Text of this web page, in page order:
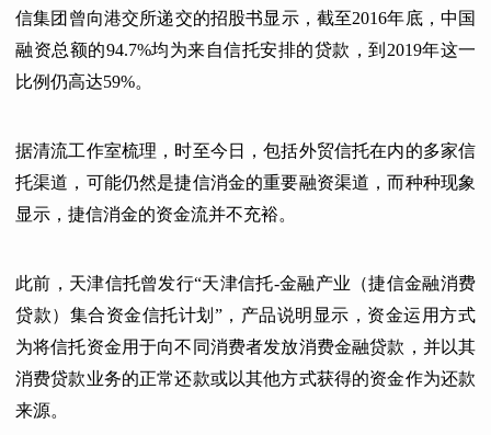
信集团曾向港交所递交的招股书显示，截至2016年底，中国
融资总额的94.7%均为来自信托安排的贷款，到2019年这一
比例仍高达59%。
据清流工作室梳理，时至今日，包括外贸信托在内的多家信
托渠道，可能仍然是捷信消金的重要融资渠道，而种种现象
显示，捷信消金的资金流并不充裕。
此前，天津信托曾发行“天津信托-金融产业（捷信金融消费
贷款）集合资金信托计划”，产品说明显示，资金运用方式
为将信托资金用于向不同消费者发放消费金融贷款，并以其
消费贷款业务的正常还款或以其他方式获得的资金作为还款
来源。